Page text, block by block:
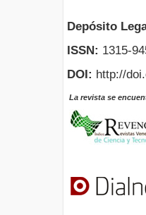
Depósito
ISSN: 1315-
DOI: http://
La revista se